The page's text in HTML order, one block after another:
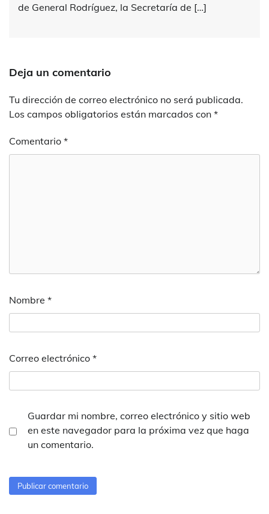
de General Rodríguez, la Secretaría de […]
Deja un comentario
Tu dirección de correo electrónico no será publicada.
Los campos obligatorios están marcados con *
Comentario *
Nombre *
Correo electrónico *
Guardar mi nombre, correo electrónico y sitio web
en este navegador para la próxima vez que haga
un comentario.